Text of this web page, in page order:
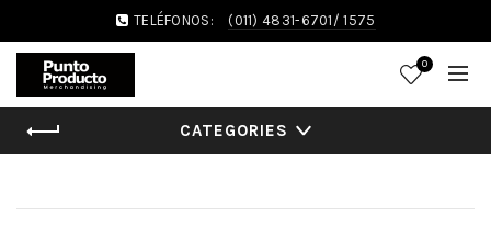
TELÉFONOS: (011) 4831-6701/ 1575
0
CATEGORIES